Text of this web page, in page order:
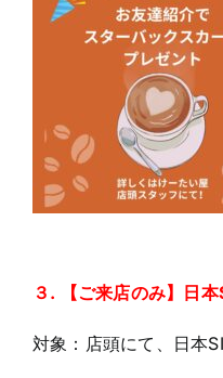
３. 【ご来店のみ】日
対象：店頭にて、日本